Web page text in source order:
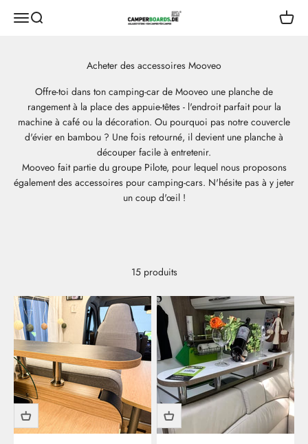
Ouvrir le menu de navigation
Ouvrir la recherche CamperBoards Ouvrir
Offre-toi dans ton camping-car de Mooveo une planche de
rangement à la place des appuie-têtes - l'endroit parfait pour la
machine à café ou la décoration. Ou pourquoi pas notre couvercle
d'évier en bambou ? Une fois retourné, il devient une planche à
découper facile à entretenir.
Mooveo fait partie du groupe Pilote, pour lequel nous proposons
également des accessoires pour camping-cars. N'hésite pas à y jeter
un coup d'œil !
15 produits